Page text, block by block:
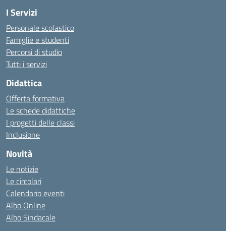
I Servizi
Personale scolastico
Famiglie e studenti
Percorsi di studio
Tutti i servizi
Didattica
Offerta formativa
Le schede didattiche
I progetti delle classi
Inclusione
Novità
Le notizie
Le circolari
Calendario eventi
Albo Online
Albo Sindacale